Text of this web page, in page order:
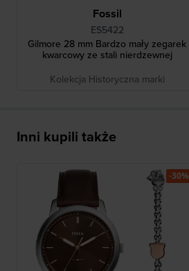
Fossil
ES5422
Gilmore 28 mm Bardzo mały zegarek
kwarcowy ze stali nierdzewnej
Kolekcja Historyczna marki
Inni kupili także
-30%